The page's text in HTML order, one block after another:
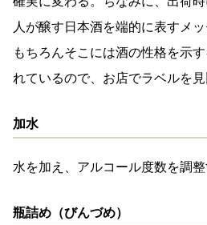
人が醸す日本酒を端的に表すメ
もちろんそこには酒の性格を示
れているので、お店でラベルを見
加水
水を加え、アルコール度数を調整
瓶詰め（びんづめ）